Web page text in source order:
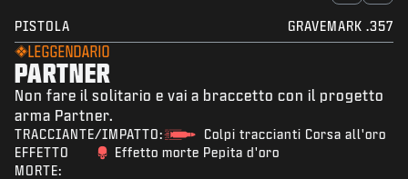
PISTOLA GRAVEMARK .357
LEGGENDARIO
PARTNER
Non fare il solitario e vai a braccetto con il progetto
arma Partner.
TRACCIANTE/IMPATTO:
Colpi traccianti Corsa all'oro
EFFETTO
MORTE:
Effetto morte Pepita d'oro